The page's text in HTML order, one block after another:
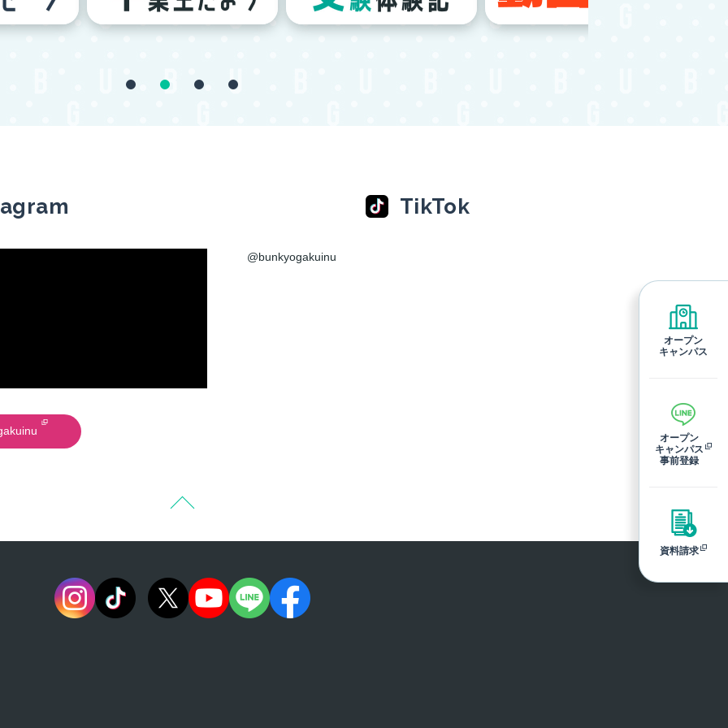
TikTok
@bunkyogakuinu
オープン
キャンパス
オープン
キャンパス
事前登録
資料請求